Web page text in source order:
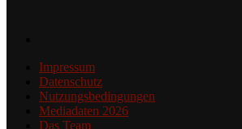
Impressum
Datenschutz
Nutzungsbedingungen
Mediadaten 2026
Das Team